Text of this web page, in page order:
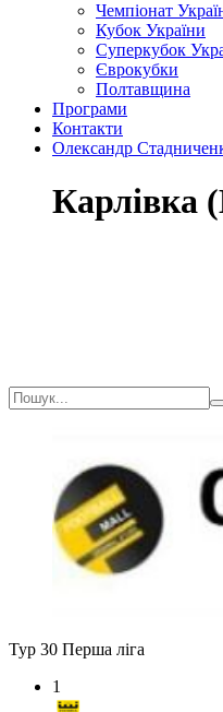
Чемпіонат
Кубок України
Суперкубок
Єврокубки
Полтавщина
Програми
Контакти
Олександр
Карлівка
Тур 30 Перша ліга
1